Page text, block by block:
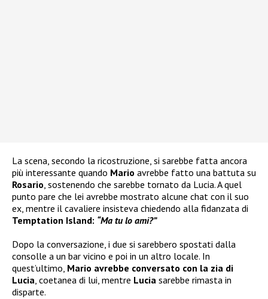
La scena, secondo la ricostruzione, si sarebbe fatta ancora
più interessante quando Mario avrebbe fatto una battuta su
Rosario, sostenendo che sarebbe tornato da Lucia. A quel
punto pare che lei avrebbe mostrato alcune chat con il suo
ex, mentre il cavaliere insisteva chiedendo alla fidanzata di
Temptation Island: “Ma tu lo ami?”
Dopo la conversazione, i due si sarebbero spostati dalla
consolle a un bar vicino e poi in un altro locale. In
quest’ultimo, Mario avrebbe conversato con la zia di
Lucia, coetanea di lui, mentre Lucia sarebbe rimasta in
disparte.